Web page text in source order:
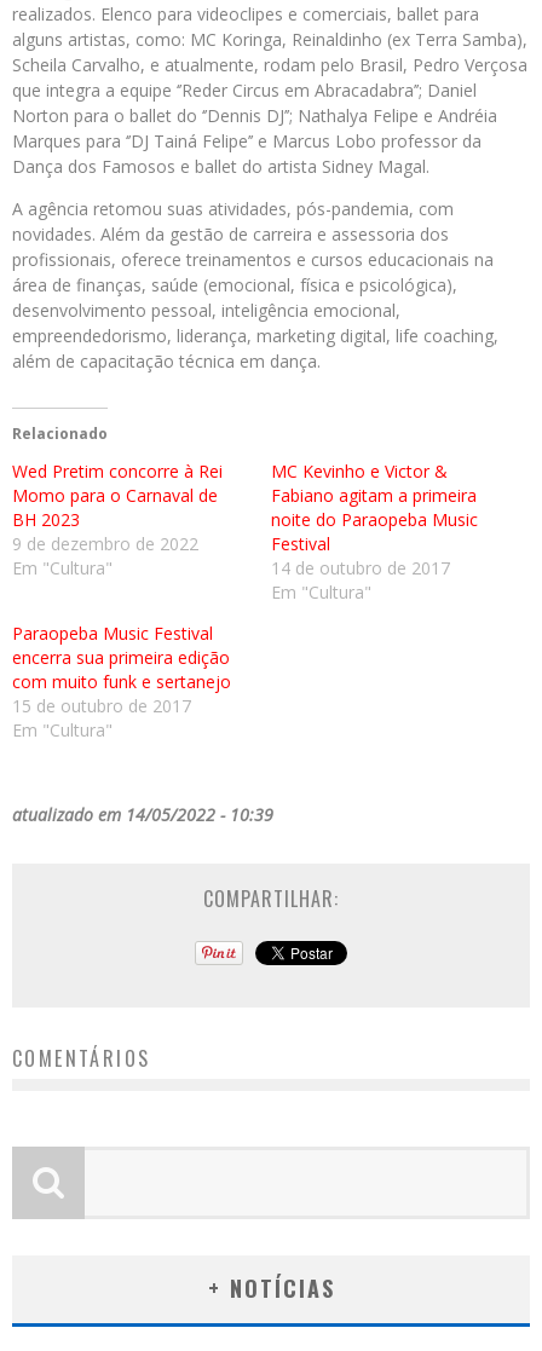
realizados. Elenco para videoclipes e comerciais, ballet para
alguns artistas, como: MC Koringa, Reinaldinho (ex Terra Samba),
Scheila Carvalho, e atualmente, rodam pelo Brasil, Pedro Verçosa
que integra a equipe ‘’Reder Circus em Abracadabra’’; Daniel
Norton para o ballet do ‘’Dennis DJ’’; Nathalya Felipe e Andréia
Marques para ‘’DJ Tainá Felipe’’ e Marcus Lobo professor da
Dança dos Famosos e ballet do artista Sidney Magal.
A agência retomou suas atividades, pós-pandemia, com
novidades. Além da gestão de carreira e assessoria dos
profissionais, oferece treinamentos e cursos educacionais na
área de finanças, saúde (emocional, física e psicológica),
desenvolvimento pessoal, inteligência emocional,
empreendedorismo, liderança, marketing digital, life coaching,
além de capacitação técnica em dança.
Relacionado
Wed Pretim concorre à Rei
Momo para o Carnaval de
BH 2023
9 de dezembro de 2022
Em "Cultura"
MC Kevinho e Victor &
Fabiano agitam a primeira
noite do Paraopeba Music
Festival
14 de outubro de 2017
Em "Cultura"
Paraopeba Music Festival
encerra sua primeira edição
com muito funk e sertanejo
15 de outubro de 2017
Em "Cultura"
atualizado em 14/05/2022 - 10:39
COMPARTILHAR:
COMENTÁRIOS
+ NOTÍCIAS